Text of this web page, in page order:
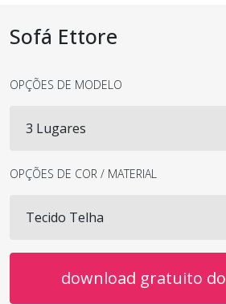
Sofá Ettore
OPÇÕES DE MODELO
OPÇÕES DE COR / MATERIAL
download gratuito do